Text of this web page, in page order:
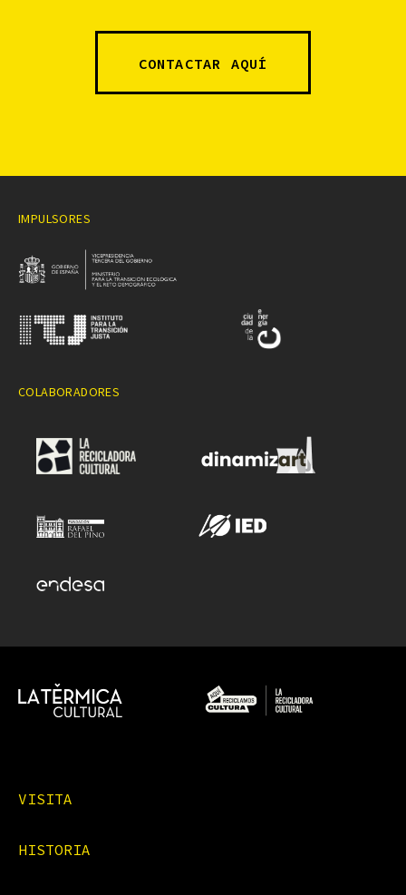
CONTACTAR AQUÍ
IMPULSORES
COLABORADORES
VISITA
HISTORIA